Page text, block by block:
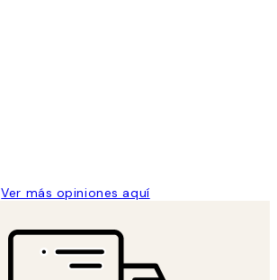
Ver más opiniones aquí